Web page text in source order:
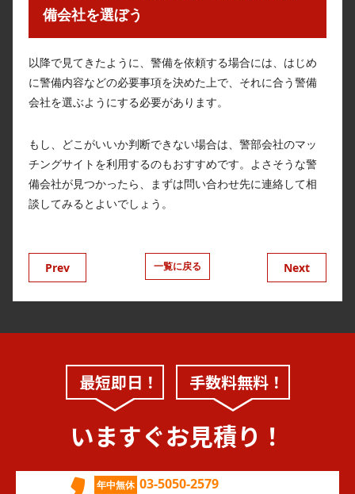
備会社を選ぼう
以降で見てきたように、警備を依頼する場合には、はじめ
に警備内容などの必要事項を決めた上で、それに合う警備
会社を選ぶようにする必要があります。
もし、どこがいいか判断できない場合は、警部会社のマッ
チングサイトを利用するのもおすすめです。よさそうな警
備会社が見つかったら、まずは問い合わせ先に連絡して相
談してみるとよいでしょう。
Prev 一覧に戻る Next
最短即日！ 手数料無料！
いますぐお見積り！
年中無休 03-5050-2579